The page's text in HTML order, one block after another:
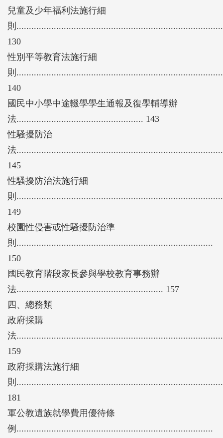
兒童及少年福利法施行細
則...................................................................................
130
性別平等教育法施行細
則
140
國民中小學中途輟學學生通報及復學輔導辦
法................................................... 143
性騷擾防治
法
145
性騷擾防治法施行細
則
149
校園性侵害或性騷擾防治準
則...............................................................................
150
國民教育階段家長參與學校教育事務辦
法........................................................... 157
四、總務類
政府採購
法
159
政府採購法施行細
則
181
軍公教遺族就學費用優待條
例...............................................................................